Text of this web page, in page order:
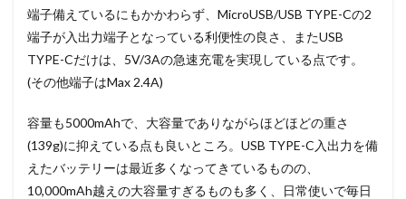
端子備えているにもかかわらず、MicroUSB/USB TYPE-Cの2
端子が入出力端子となっている利便性の良さ、またUSB
TYPE-Cだけは、5V/3Aの急速充電を実現している点です。
(その他端子はMax 2.4A)
容量も5000mAhで、大容量でありながらほどほどの重さ
(139g)に抑えている点も良いところ。USB TYPE-C入出力を備
えたバッテリーは最近多くなってきているものの、
10,000mAh越えの大容量すぎるものも多く、日常使いで毎日